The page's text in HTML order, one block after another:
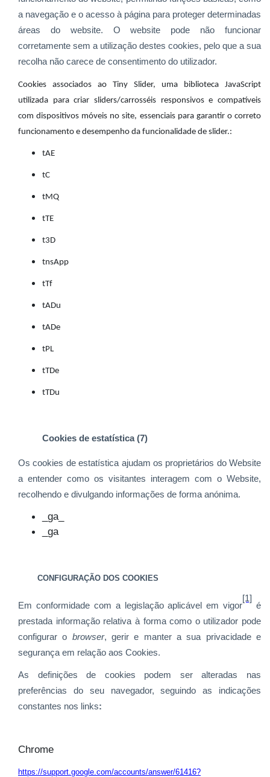
a navegação e o acesso à página para proteger determinadas
áreas do website. O website pode não funcionar
corretamente sem a utilização destes cookies, pelo que a sua
recolha não carece de consentimento do utilizador.
Cookies associados ao Tiny Slider, uma biblioteca JavaScript
utilizada para criar sliders/carrosséis responsivos e compatíveis
com dispositivos móveis no site, essenciais para garantir o correto
funcionamento e desempenho da funcionalidade de slider.:
tAE
tC
tMQ
tTE
t3D
tnsApp
tTf
tADu
tADe
tPL
tTDe
tTDu
Cookies de estatística (7)
Os cookies de estatística ajudam os proprietários do Website
a entender como os visitantes interagem com o Website,
recolhendo e divulgando informações de forma anónima.
_ga_
_ga
CONFIGURAÇÃO DOS COOKIES
Em conformidade com a legislação aplicável em vigor
[1]
é
prestada informação relativa à forma como o utilizador pode
configurar o browser, gerir e manter a sua privacidade e
segurança em relação aos Cookies.
As definições de cookies podem ser alteradas nas
preferências do seu navegador, seguindo as indicações
constantes nos links:
Chrome
https://support.google.com/accounts/answer/61416?